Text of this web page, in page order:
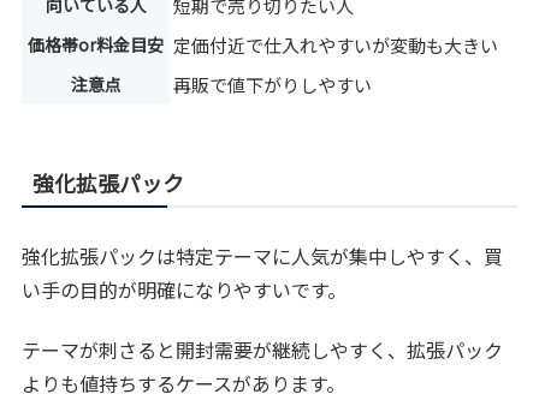
向いている人 短期で売り切りたい人
価格帯or料金目安 定価付近で仕入れやすいが変動も大きい
注意点 再販で値下がりしやすい
強化拡張パック
強化拡張パックは特定テーマに人気が集中しやすく、買
い手の目的が明確になりやすいです。
テーマが刺さると開封需要が継続しやすく、拡張パック
よりも値持ちするケースがあります。